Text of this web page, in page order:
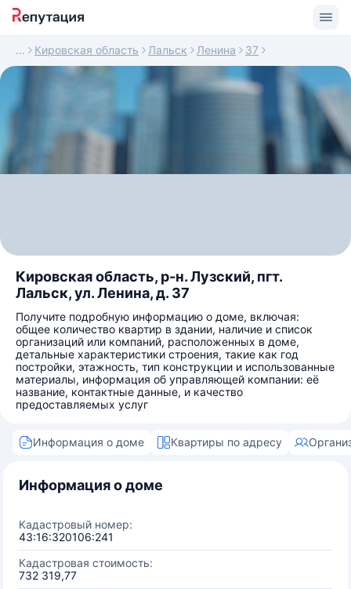
Кировская область Лальск Ленина 37
Кировская область, р-н. Лузский, пгт.
Лальск, ул. Ленина, д. 37
Получите подробную информацию о доме, включая:
общее количество квартир в здании, наличие и список
организаций или компаний, расположенных в доме,
детальные характеристики строения, такие как год
постройки, этажность, тип конструкции и использованные
материалы, информация об управляющей компании: её
название, контактные данные, и качество
предоставляемых услуг
Информация о доме Квартиры по адресу
Информация о доме
Кадастровый номер:
43:16:320106:241
Кадастровая стоимость:
732 319,77